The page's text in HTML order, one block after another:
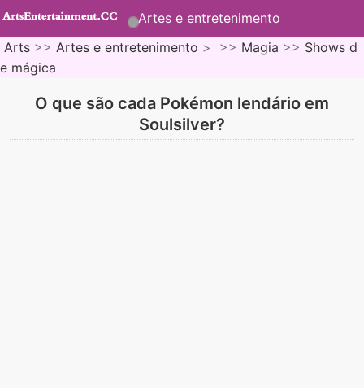
Artes e entretenimento
Arts >> Artes e entretenimento > >> Magia >> Shows d
e mágica
O que são cada Pokémon lendário em
Soulsilver?